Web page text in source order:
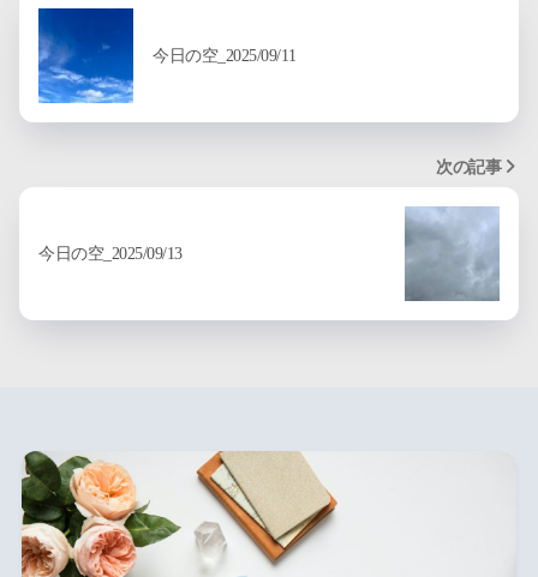
今日の空_2025/09/11
次の記事
今日の空_2025/09/13